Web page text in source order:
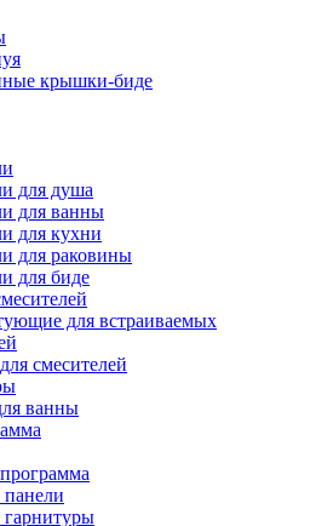
крышки-биде
для душа
для ванны
для кухни
для раковины
для биде
для встраиваемых
смесителей
ванны